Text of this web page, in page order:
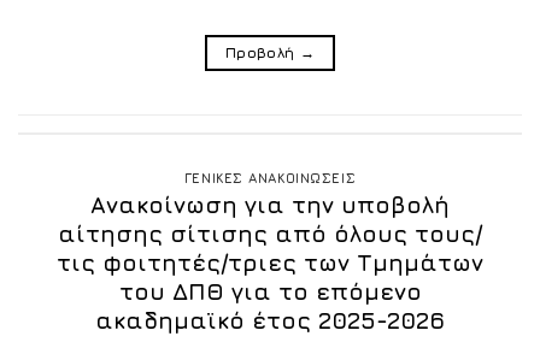
Προβολή →
ΓΕΝΙΚΕΣ ΑΝΑΚΟΙΝΩΣΕΙΣ
Ανακοίνωση για την υποβολή
αίτησης σίτισης από όλους τους/
τις φοιτητές/τριες των Τμημάτων
του ΔΠΘ για το επόμενο
ακαδημαϊκό έτος 2025-2026